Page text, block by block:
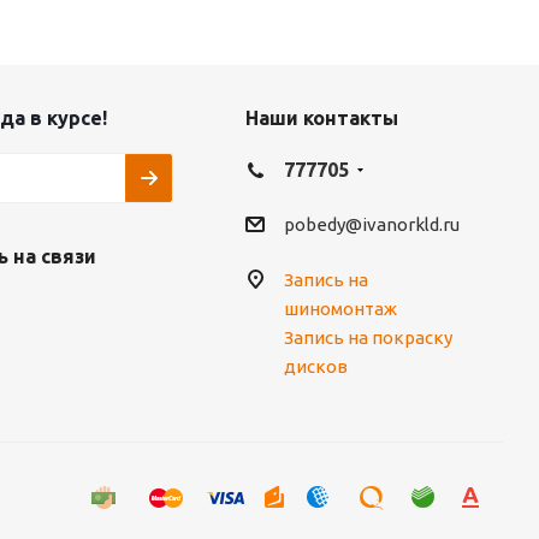
в курсе!
на связи
Наши контакты
777705
pobedy@ivanorkld.ru
Запись на
шиномонтаж
Запись на покраску
дисков